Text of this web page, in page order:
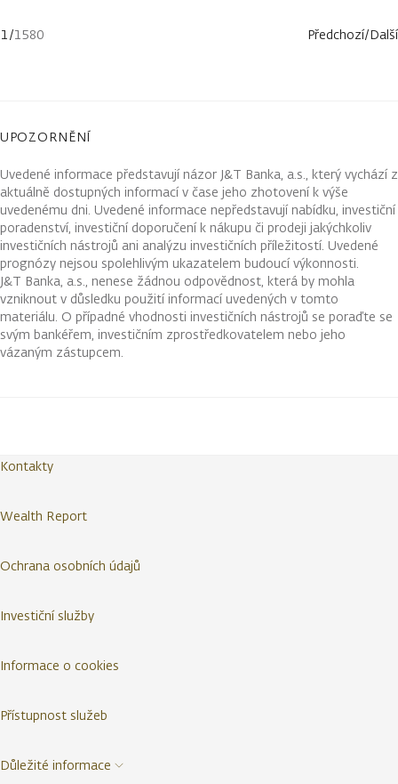
1/1580 Předchozí/Další
UPOZORNĚNÍ
Uvedené informace představují názor J&T Banka, a.s., který vychází z
aktuálně dostupných informací v čase jeho zhotovení k výše
uvedenému dni. Uvedené informace nepředstavují nabídku, investiční
poradenství, investiční doporučení k nákupu či prodeji jakýchkoliv
investičních nástrojů ani analýzu investičních příležitostí. Uvedené
prognózy nejsou spolehlivým ukazatelem budoucí výkonnosti.
J&T Banka, a.s., nenese žádnou odpovědnost, která by mohla
vzniknout v důsledku použití informací uvedených v tomto
materiálu. O případné vhodnosti investičních nástrojů se poraďte se
svým bankéřem, investičním zprostředkovatelem nebo jeho
vázaným zástupcem.
Kontakty
Wealth Report
Ochrana osobních údajů
Investiční služby
Informace o cookies
Přístupnost služeb
Důležité informace